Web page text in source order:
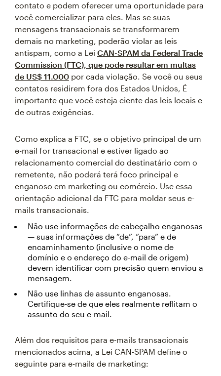
contato e podem oferecer uma oportunidade para
você comercializar para eles. Mas se suas
mensagens transacionais se transformarem
demais no marketing, poderão violar as leis
antispam, como a Lei CAN-SPAM da Federal Trade
Commission (FTC), que pode resultar em multas
de US$ 11.000 por cada violação. Se você ou seus
contatos residirem fora dos Estados Unidos, É
importante que você esteja ciente das leis locais e
de outras exigências.
Como explica a FTC, se o objetivo principal de um
e-mail for transacional e estiver ligado ao
relacionamento comercial do destinatário com o
remetente, não poderá terá foco principal e
enganoso em marketing ou comércio. Use essa
orientação adicional da FTC para moldar seus e-
mails transacionais.
Não use informações de cabeçalho enganosas
— suas informações de “de”, “para” e de
encaminhamento (inclusive o nome de
domínio e o endereço do e-mail de origem)
devem identificar com precisão quem enviou a
mensagem.
Não use linhas de assunto enganosas.
Certifique-se de que eles realmente reflitam o
assunto do seu e-mail.
Além dos requisitos para e-mails transacionais
mencionados acima, a Lei CAN-SPAM define o
seguinte para e-mails de marketing: